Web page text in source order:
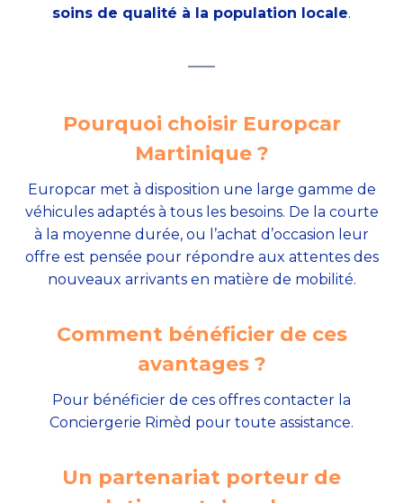
soins de qualité à la population locale.
Pourquoi choisir Europcar
Martinique ?
Europcar met à disposition une large gamme de
véhicules adaptés à tous les besoins. De la courte
à la moyenne durée, ou l’achat d’occasion leur
offre est pensée pour répondre aux attentes des
nouveaux arrivants en matière de mobilité.
Comment bénéficier de ces
avantages ?
Pour bénéficier de ces offres contacter la
Conciergerie Rimèd pour toute assistance.
Un partenariat porteur de